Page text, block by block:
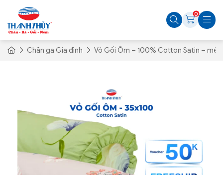
0
Chăn ga Gia đình Vỏ Gối Ôm – 100% Cotton Satin –